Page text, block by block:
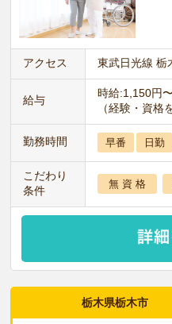
アクセス 東武日光線 栃
給与
時給:1,150円
（経験・資格
勤務時間 早番 日勤
こだわり
条件
無 資 格
栃木県栃木市